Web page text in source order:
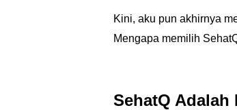
Kini, aku pun akhirnya
Mengapa memilih
SehatQ Adalah